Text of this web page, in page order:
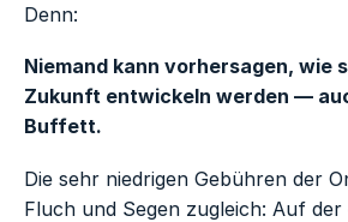
Denn:
Niemand kann vorhersagen, wie
Zukunft entwickeln werden —
Buffett.
Die sehr niedrigen Gebühren der
Fluch und Segen zugleich: Auf der